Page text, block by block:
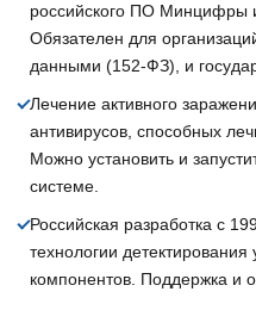
российского ПО Минцифры
Обязателен для
данными (152-ФЗ), и
Лечение активного
антивирусов, способных
Можно установить и
системе.
Российская разработка с
технологии детектирования
компонентов. Поддержка и